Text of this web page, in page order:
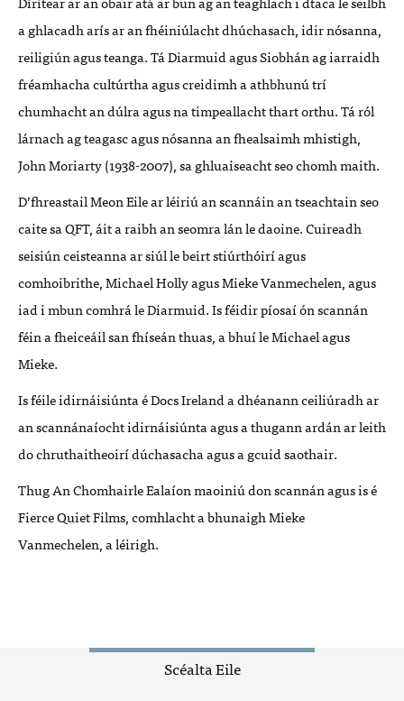
a ghlacadh arís ar an fhéiniúlacht dhúchasach, idir nósanna,
reiligiún agus teanga. Tá Diarmuid agus Siobhán ag iarraidh
fréamhacha cultúrtha agus creidimh a athbhunú trí
chumhacht an dúlra agus na timpeallacht thart orthu. Tá ról
lárnach ag teagasc agus nósanna an fhealsaimh mhistigh,
John Moriarty (1938-2007), sa ghluaiseacht seo chomh maith.
D’fhreastail Meon Eile ar léiriú an scannáin an tseachtain seo
caite sa QFT, áit a raibh an seomra lán le daoine. Cuireadh
seisiún ceisteanna ar siúl le beirt stiúrthóirí agus
comhoibrithe, Michael Holly agus Mieke Vanmechelen, agus
iad i mbun comhrá le Diarmuid. Is féidir píosaí ón scannán
féin a fheiceáil san fhíseán thuas, a bhuí le Michael agus
Mieke.
Is féile idirnáisiúnta é Docs Ireland a dhéanann ceiliúradh ar
an scannánaíocht idirnáisiúnta agus a thugann ardán ar leith
do chruthaitheoirí dúchasacha agus a gcuid saothair.
Thug An Chomhairle Ealaíon maoiniú don scannán agus is é
Fierce Quiet Films, comhlacht a bhunaigh Mieke
Vanmechelen, a léirigh.
Scéalta Eile